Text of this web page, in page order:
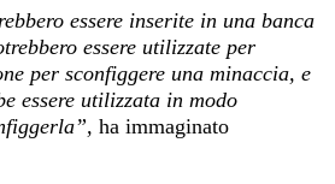
essere inserite in una banca
essere utilizzate per
per sconfiggere una minaccia, e
essere utilizzata in modo
ha immaginato